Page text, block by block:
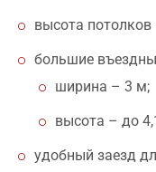
высота
большие
ширина – 3 м;
высота – до
удобный заезд